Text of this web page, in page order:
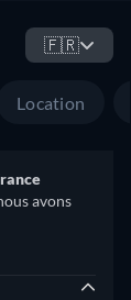
🇫🇷
Location
avons